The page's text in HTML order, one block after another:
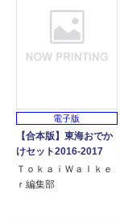
電子版
【合本版】東海おでか
けセット2016-2017
ＴｏｋａｉＷａｌｋｅ
ｒ編集部